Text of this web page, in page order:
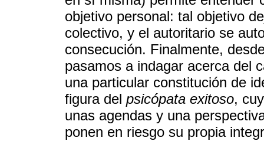
objetivo personal: tal objetivo
colectivo, y el autoritario se
consecución. Finalmente,
pasamos a indagar acerca del
una particular constitución de
figura del psicópata exitoso,
unas agendas y una
ponen en riesgo su propia